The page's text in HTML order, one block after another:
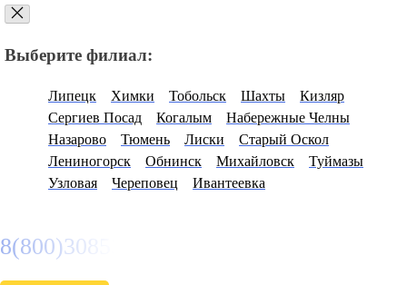
Выберите филиал:
Липецк Химки Тобольск Шахты
Кизляр
Сергиев Посад
Когалым
Набережные Челны
Назарово
Тюмень Лиски
Старый Оскол
Лениногорск
Обнинск Михайловск
Туймазы
Узловая
Череповец Ивантеевка
8(800)3085303